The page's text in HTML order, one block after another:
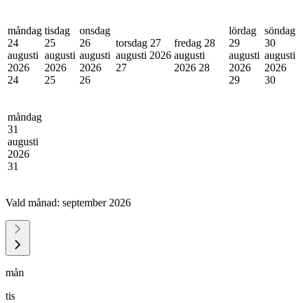
måndag
24
augusti
2026
24
tisdag
25
augusti
2026
25
onsdag
26
augusti
2026
26
torsdag 27
augusti 2026
27
fredag 28
augusti
2026 28
lördag
29
augusti
2026
29
söndag
30
augusti
2026
30
måndag
31
augusti
2026
31
Vald månad: september 2026
mån
tis